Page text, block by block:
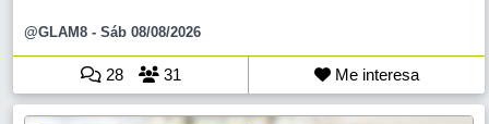
@GLAM8 - Sáb 08/08/2026
28 31 Me interesa